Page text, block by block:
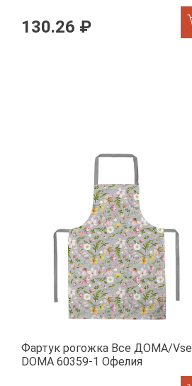
130.26 ₽
Фартук рогожка Все ДОМА/Vse
DOMA 60359-1 Офелия